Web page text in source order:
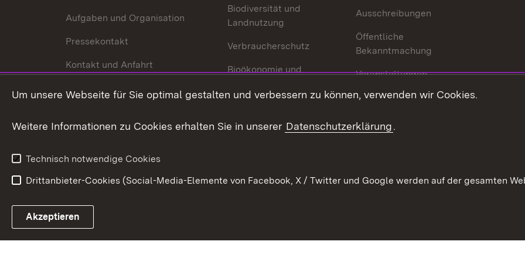
Aufgaben und Organisation
Pressekontakt
Kontakt und Anfahrt
Biodiversität und
Landnutzung
Verbraucherschutz
Bioökonomie und
Ausschreibungen
Öffentliche
Bekanntmachung
Veranstaltungen
Mediathek
Publikationen
Link zum Landesportal
Um unsere Webseite für Sie optimal gestalten und verbessern zu können, verwenden wir Cookies.
Weitere Informationen zu Cookies erhalten Sie in unserer Datenschutzerklärung.
Technisch notwendige Cookies
Drittanbieter-Cookies (Social-Media-Elemente von Facebook, X / Twitter und Google werden auf der gesamten
Akzeptieren